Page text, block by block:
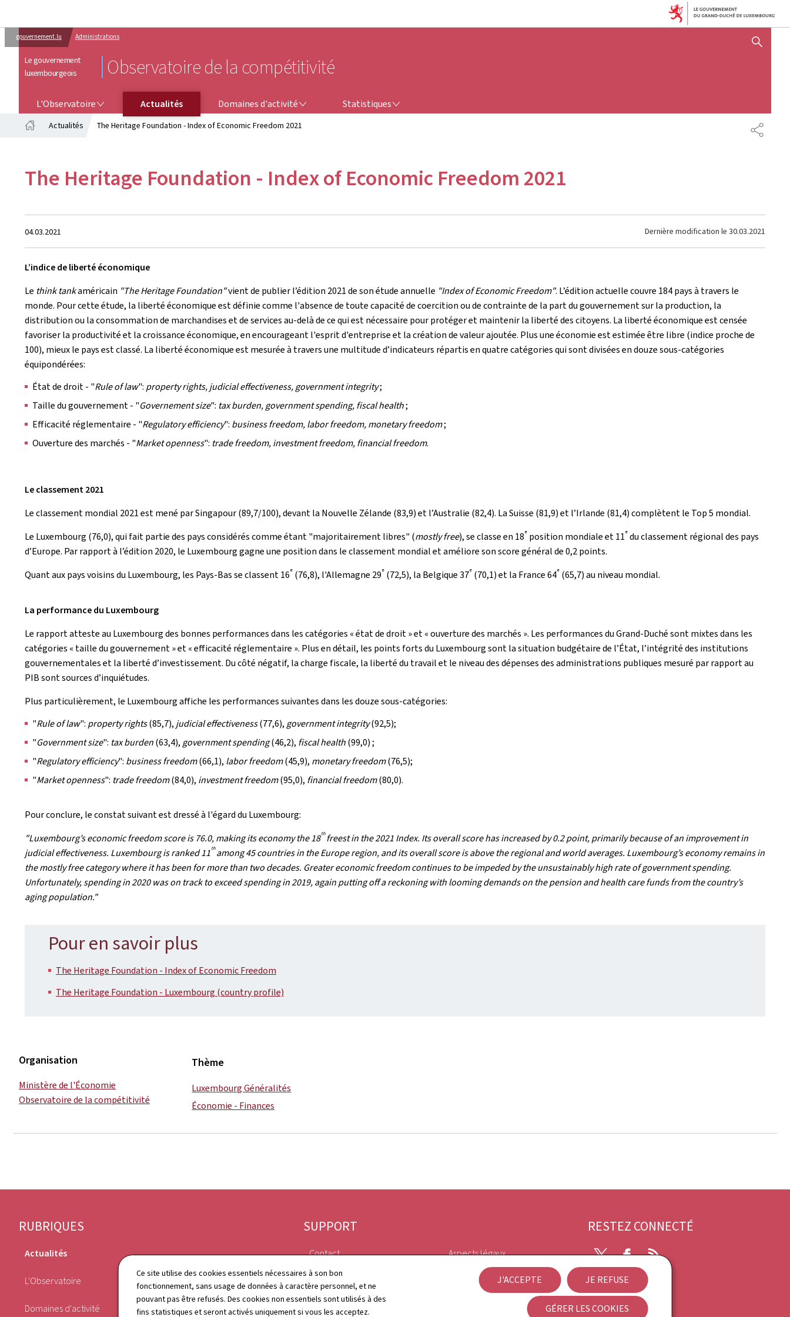
Ce site utilise des cookies essentiels nécessaires à son bon
fonctionnement, sans usage de données à caractère personnel, et ne
pouvant pas être refusés. Des cookies non essentiels sont utilisés à des
fins statistiques et seront activés uniquement si vous les acceptez.
J'ACCEPTE JE REFUSE
GÉRER LES COOKIES
gouvernement.lu Administrations
Le gouvernement
luxembourgeois
Observatoire de la compétitivité
AFFICHER / MASQUER
L'Observatoire Actualités Domaines d'activité Statistiques
Actualités The Heritage Foundation - Index of Economic Freedom 2021
The Heritage Foundation - Index of Economic Freedom 2021
Crée
le
04.03.2021 Dernière modification le 30.03.2021
L’indice de liberté économique
Le think tankaméricain "The Heritage Foundation"vient de publier l’édition 2021 de son étude annuelle "Index of Economic Freedom". L’édition actuelle couvre 184 pays à travers le
monde. Pour cette étude, la liberté économique est définie comme l'absence de toute capacité de coercition ou de contrainte de la part du gouvernement sur la production, la
distribution ou la consommation de marchandises et de services au-delà de ce qui est nécessaire pour protéger et maintenir la liberté des citoyens. La liberté économique est censée
favoriser la productivité et la croissance économique, en encourageant l'esprit d'entreprise et la création de valeur ajoutée. Plus une économie est estimée être libre (indice proche de
100), mieux le pays est classé. La liberté économique est mesurée à travers une multitude d’indicateurs répartis en quatre catégories qui sont divisées en douze sous-catégories
équipondérées:
État de droit - "Rule of law": property rights, judicial effectiveness, government integrity;
Taille du gouvernement - "Governement size": tax burden, government spending, fiscal health;
Efficacité réglementaire - "Regulatory efficiency": business freedom, labor freedom, monetary freedom;
Ouverture des marchés - "Market openness": trade freedom, investment freedom, financial freedom.
Le classement 2021
Le classement mondial 2021 est mené par Singapour (89,7/100), devant la Nouvelle Zélande (83,9) et l’Australie (82,4). La Suisse (81,9) et l’Irlande (81,4) complètent le Top 5 mondial.
Le Luxembourg (76,0), qui fait partie des pays considérés comme étant "majoritairement libres" (mostly free), se classe en 18e position mondiale et 11edu classement régional des pays
d’Europe. Par rapport à l’édition 2020, le Luxembourg gagne une position dans le classement mondial et améliore son score général de 0,2 points.
Quant aux pays voisins du Luxembourg, les Pays-Bas se classent 16e (76,8), l'Allemagne 29e (72,5), la Belgique 37e (70,1) et la France 64e (65,7) au niveau mondial.
La performance du Luxembourg
Le rapport atteste au Luxembourg des bonnes performances dans les catégories « état de droit » et « ouverture des marchés ». Les performances du Grand-Duché sont mixtes dans les
catégories « taille du gouvernement » et « efficacité réglementaire ». Plus en détail, les points forts du Luxembourg sont la situation budgétaire de l’État, l’intégrité des institutions
gouvernementales et la liberté d’investissement. Du côté négatif, la charge fiscale, la liberté du travail et le niveau des dépenses des administrations publiques mesuré par rapport au
PIB sont sources d’inquiétudes.
Plus particulièrement, le Luxembourg affiche les performances suivantes dans les douze sous-catégories:
"Rule of law": property rights(85,7), judicial effectiveness(77,6), government integrity(92,5);
"Government size": tax burden(63,4), government spending(46,2), fiscal health(99,0) ;
"Regulatory efficiency": business freedom(66,1), labor freedom(45,9), monetary freedom(76,5);
"Market openness": trade freedom(84,0), investment freedom(95,0), financial freedom(80,0).
Pour conclure, le constat suivant est dressé à l'égard du Luxembourg:
"Luxembourg’s economic freedom score is 76.0, making its economy the 18thfreest in the 2021 Index. Its overall score has increased by 0.2 point, primarily because of an improvement in
judicial effectiveness. Luxembourg is ranked 11thamong 45 countries in the Europe region, and its overall score is above the regional and world averages. Luxembourg’s economy remains in
the mostly free category where it has been for more than two decades. Greater economic freedom continues to be impeded by the unsustainably high rate of government spending.
Unfortunately, spending in 2020 was on track to exceed spending in 2019, again putting off a reckoning with looming demands on the pension and health care funds from the country’s
aging population."
Pour en savoir plus
The Heritage Foundation - Index of Economic Freedom
The Heritage Foundation - Luxembourg (country profile)
Organisation
Ministère de l'Économie
Observatoire de la compétitivité
Thème
Luxembourg Généralités
Économie - Finances
Pied
de
RUBRIQUES
Actualités
L'Observatoire
Domaines d'activité
Agenda
SUPPORT
Contact
Plan du site
À propos du site
Aspects légaux
Déclaration d'accessibilité
RESTEZ CONNECTÉ
TwitterFacebook
RSS
Newsletter